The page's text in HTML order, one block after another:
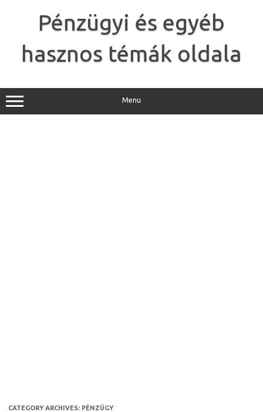
Pénzügyi és egyéb
hasznos témák oldala
Menu
CATEGORY ARCHIVES: PÉNZÜGY